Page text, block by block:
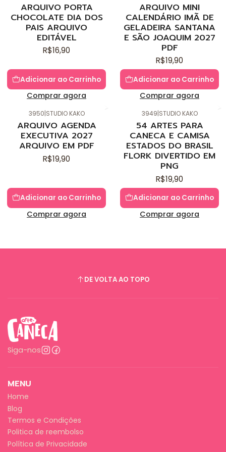
ARQUIVO PORTA
CHOCOLATE DIA DOS
PAIS ARQUIVO
EDITÁVEL
R$16,90
Adicionar ao Carrinho
Comprar agora
ARQUIVO MINI
CALENDÁRIO IMÃ DE
GELADEIRA SANTANA
E SÃO JOAQUIM 2027
PDF
R$19,90
Adicionar ao Carrinho
Comprar agora
3950|STUDIO KAKO
ARQUIVO AGENDA
EXECUTIVA 2027
ARQUIVO EM PDF
R$19,90
Adicionar ao Carrinho
Comprar agora
3949|STUDIO KAKO
54 ARTES PARA
CANECA E CAMISA
ESTADOS DO BRASIL
FLORK DIVERTIDO EM
PNG
R$19,90
Adicionar ao Carrinho
Comprar agora
DE VOLTA AO TOPO
Siga-nos
MENU
Home
Blog
Termos e Condições
Politica de reembolso
Política de Privacidade